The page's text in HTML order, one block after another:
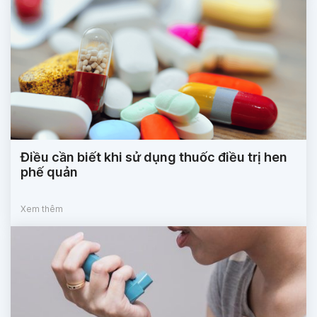
Điều cần biết khi sử dụng thuốc điều trị hen
phế quản
Xem thêm